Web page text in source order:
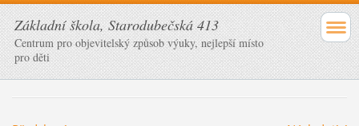
Základní škola, Starodubečská 413
Centrum pro objevitelský způsob výuky, nejlepší místo
pro děti